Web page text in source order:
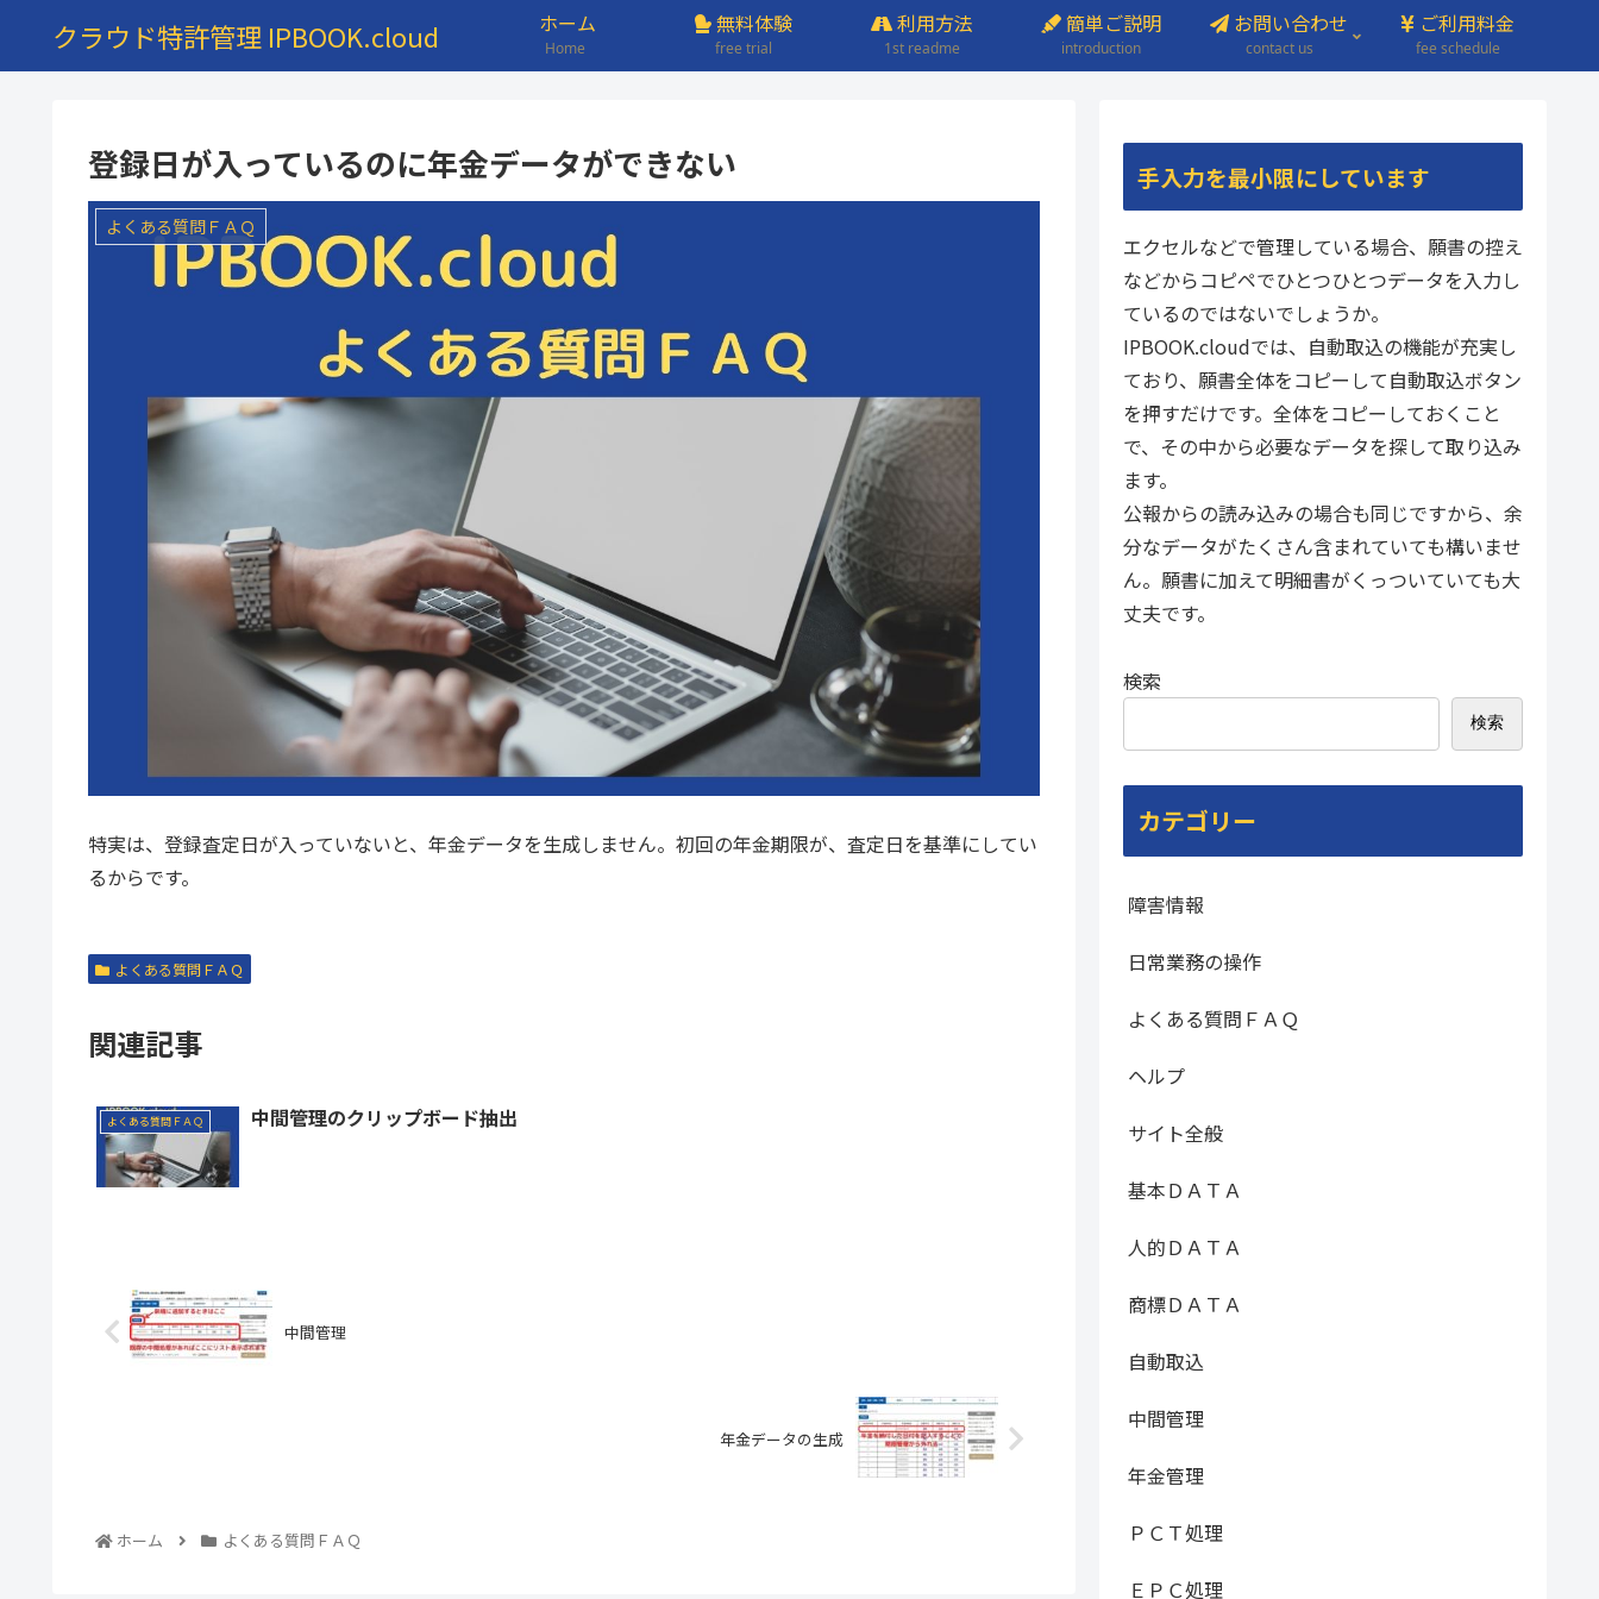
クラウド特許管理 IPBOOK.cloud ホーム
Home
無料体験
free trial
利用方法
1st readme
簡単ご説明
introduction
お問い合わせ
contact us
ご利用料金
fee schedule
登録日が入っているのに年金データができない
よくある質問ＦＡＱ
特実は、登録査定日が入っていないと、年金データを生成しません。初回の年金期限が、査定日を基準にしてい
るからです。
よくある質問ＦＡＱ
関連記事
よくある質問ＦＡＱ 中間管理のクリップボード抽出
中間管理
年金データの生成
ホーム よくある質問ＦＡＱ
手入力を最小限にしています
エクセルなどで管理している場合、願書の控え
などからコピペでひとつひとつデータを入力し
ているのではないでしょうか。
IPBOOK.cloudでは、自動取込の機能が充実し
ており、願書全体をコピーして自動取込ボタン
を押すだけです。全体をコピーしておくこと
で、その中から必要なデータを探して取り込み
ます。
公報からの読み込みの場合も同じですから、余
分なデータがたくさん含まれていても構いませ
ん。願書に加えて明細書がくっついていても大
丈夫です。
検索
検索
カテゴリー
障害情報
日常業務の操作
よくある質問ＦＡＱ
ヘルプ
サイト全般
基本ＤＡＴＡ
人的ＤＡＴＡ
商標ＤＡＴＡ
自動取込
中間管理
年金管理
ＰＣＴ処理
ＥＰＣ処理